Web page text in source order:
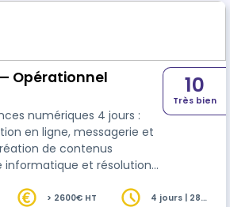
Opérationnel
numériques 4 jours :
en ligne, messagerie et
de contenus
informatique et résolution
10
Très bien
> 2600€ HT
4 jours | 28